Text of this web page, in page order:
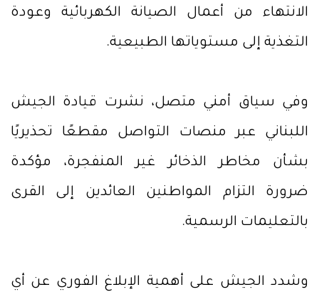
الانتهاء من أعمال الصيانة الكهربائية وعودة
التغذية إلى مستوياتها الطبيعية.
وفي سياق أمني متصل، نشرت قيادة الجيش
اللبناني عبر منصات التواصل مقطعًا تحذيريًا
بشأن مخاطر الذخائر غير المنفجرة، مؤكدة
ضرورة التزام المواطنين العائدين إلى القرى
بالتعليمات الرسمية.
وشدد الجيش على أهمية الإبلاغ الفوري عن أي